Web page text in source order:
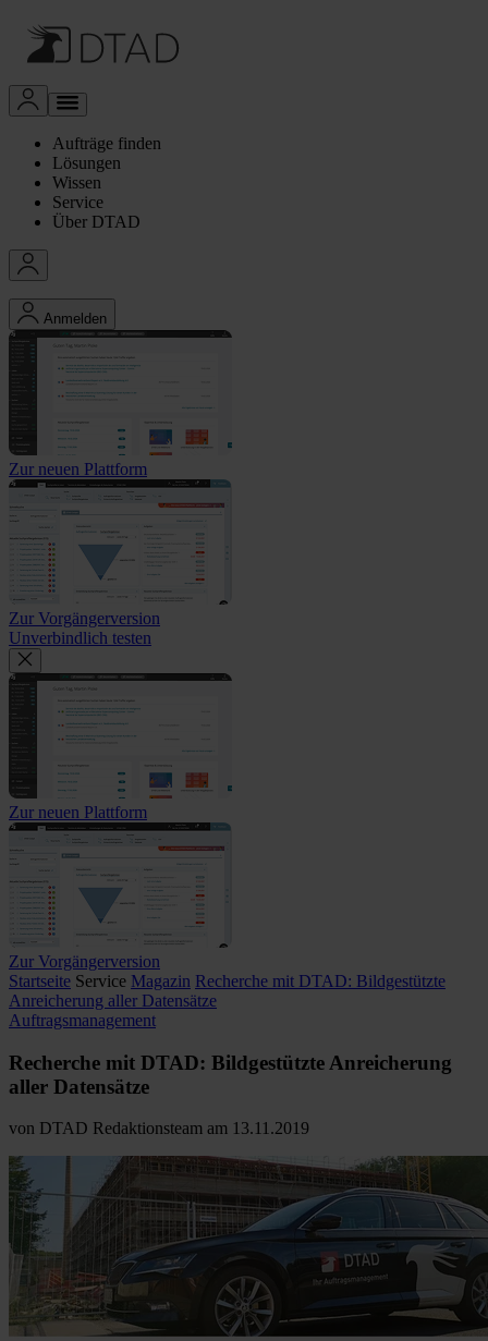
Aufträge finden
Lösungen
Wissen
Service
Über DTAD
Anmelden
Zur neuen Plattform
Zur Vorgängerversion
Unverbindlich testen
Zur neuen Plattform
Zur Vorgängerversion
Startseite Service Magazin Recherche mit DTAD: Bildgestützte
Anreicherung aller Datensätze
Auftragsmanagement
Recherche mit DTAD: Bildgestützte Anreicherung
aller Datensätze
von DTAD Redaktionsteam am 13.11.2019